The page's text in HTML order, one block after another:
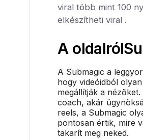
viral több mint 100
elkészítheti viral .
A oldalról
A Submagic a
hogy videóidból
megállítják a
coach, akár
reels, a Submagic
pontosan értik, mire
takarít meg neked.